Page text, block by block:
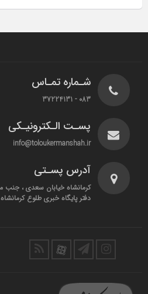
شـماره تمـاس
083 - 37224131
پسـت الـکترونیـکی
info@toloukermanshah.ir
آدرس پسـتی
دفتر پایگاه خبری طلوع کرمانشاه